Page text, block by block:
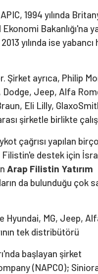
1994 yılında
Bakanlığı'na
yılında ise yabancı
Şirket ayrıca, Philip
Dodge, Jeep, Alfa
Eli Lilly,
şirketle birlikte
çağrısı yapılan
Filistin'e destek için
Arap Filistin Yatırım
da bulunduğu çok
Hyundai, MG, Jeep,
tek distribütörü
başlayan şirket
(NAPCO);